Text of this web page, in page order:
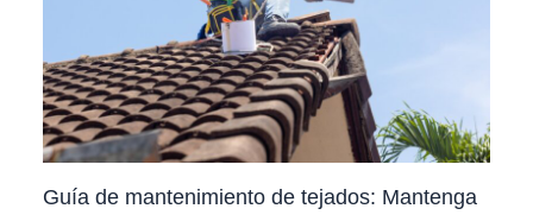
Guía de mantenimiento de tejados: Mantenga